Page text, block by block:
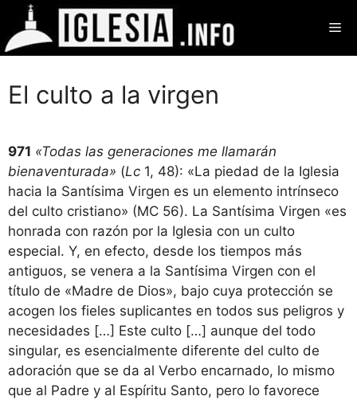
Saltar
contenido
El culto a la virgen
971 «Todas las generaciones me llamarán
bienaventurada» (Lc 1, 48): «La piedad de la Iglesia
hacia la Santísima Virgen es un elemento intrínseco
del culto cristiano» (MC 56). La Santísima Virgen «es
honrada con razón por la Iglesia con un culto
especial. Y, en efecto, desde los tiempos más
antiguos, se venera a la Santísima Virgen con el
título de «Madre de Dios», bajo cuya protección se
acogen los fieles suplicantes en todos sus peligros y
necesidades […] Este culto […] aunque del todo
singular, es esencialmente diferente del culto de
adoración que se da al Verbo encarnado, lo mismo
que al Padre y al Espíritu Santo, pero lo favorece